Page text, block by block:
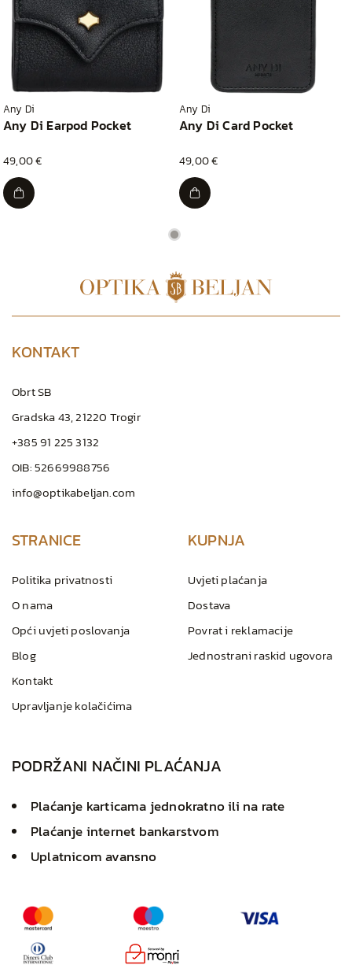
Any Di
Any Di Earpod Pocket
49,00 €
Any Di
Any Di Card Pocket
49,00 €
KONTAKT
Obrt SB
Gradska 43, 21220 Trogir
+385 91 225 3132
OIB: 52669988756
info@optikabeljan.com
STRANICE
Politika privatnosti
O nama
Opći uvjeti poslovanja
Blog
Kontakt
Upravljanje kolačićima
KUPNJA
Uvjeti plaćanja
Dostava
Povrat i reklamacije
Jednostrani raskid ugovora
PODRŽANI NAČINI PLAĆANJA
Plaćanje karticama jednokratno ili na rate
Plaćanje internet bankarstvom
Uplatnicom avansno